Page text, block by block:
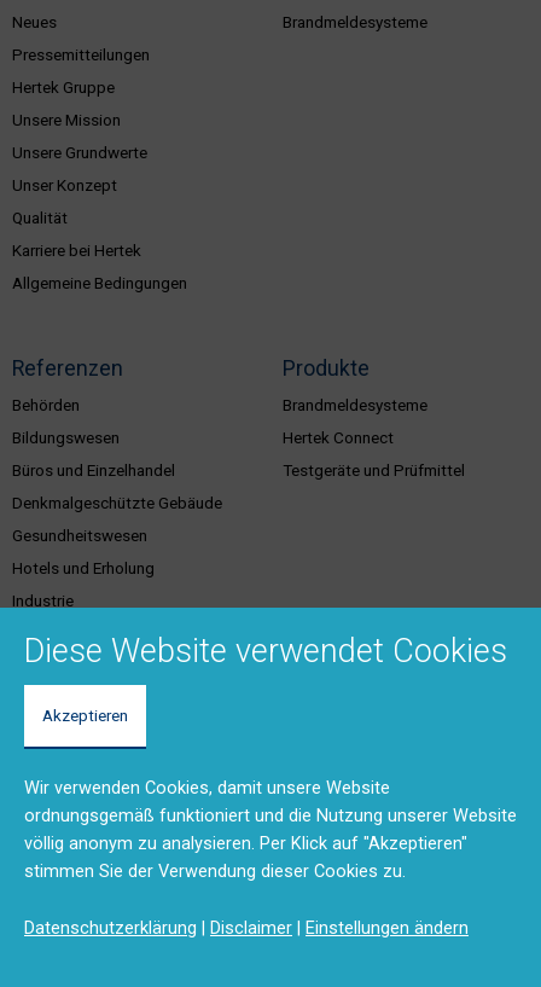
Neues
Pressemitteilungen
Hertek Gruppe
Unsere Mission
Unsere Grundwerte
Unser Konzept
Qualität
Karriere bei Hertek
Allgemeine Bedingungen
Brandmeldesysteme
Referenzen
Behörden
Bildungswesen
Büros und Einzelhandel
Denkmalgeschützte Gebäude
Gesundheitswesen
Hotels und Erholung
Industrie
Justiz
Produkte
Brandmeldesysteme
Hertek Connect
Testgeräte und Prüfmittel
Kundenservice &
Dienstleistungen
Brandschutzschulungen
Planungstool
BMA-Konzept
Produktdokumentation (DMS)
Unser Team
Rücksendungen und Reparaturen
(RMA)
Feedback
Kontaktformular
Diese Website verwendet Cookies
Akzeptieren
Wir verwenden Cookies, damit unsere Website
ordnungsgemäß funktioniert und die Nutzung unserer Website
völlig anonym zu analysieren. Per Klick auf "Akzeptieren"
stimmen Sie der Verwendung dieser Cookies zu.
Datenschutzerklärung | Disclaimer | Einstellungen ändern